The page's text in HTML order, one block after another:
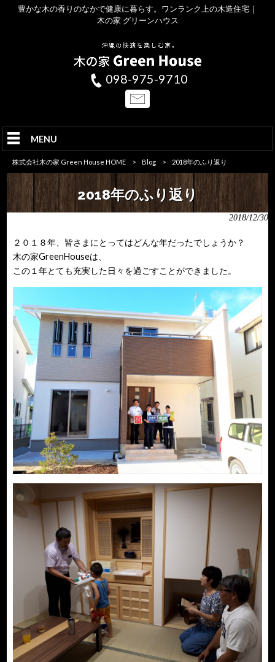
豊かな木の香りのなかで健康に暮らす。ワンランク上の木造住宅｜
木の家 グリーンハウス
098-975-9710
MENU
株式会社木の家 Green House HOME > Blog > 2018年のふり返り
2018年のふり返り
2018/12/30
２０１８年、皆さまにとってはどんな年だったでしょうか？
木の家GreenHouseは、
この１年とても充実した日々を過ごすことができました。